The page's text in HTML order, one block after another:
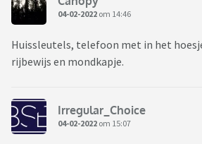
04-02-2022 om 14:46
Huissleutels, telefoon met in het
rijbewijs en mondkapje.
Irregular_Choice
04-02-2022 om 15:07